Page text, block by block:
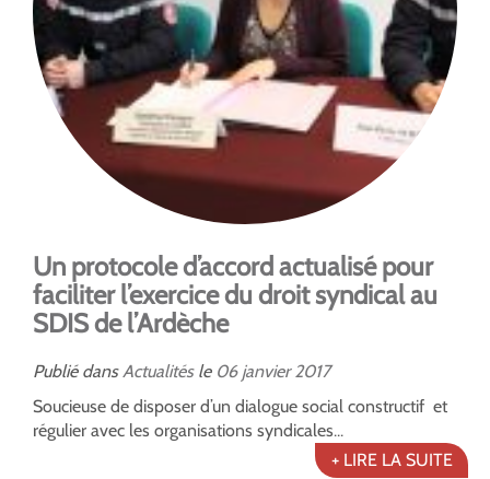
Un protocole d’accord actualisé pour
faciliter l’exercice du droit syndical au
SDIS de l’Ardèche
Publié dans Actualitésle 06 janvier 2017
Soucieuse de disposer d’un dialogue social constructif et
régulier avec les organisations syndicales...
+ LIRE LA SUITE